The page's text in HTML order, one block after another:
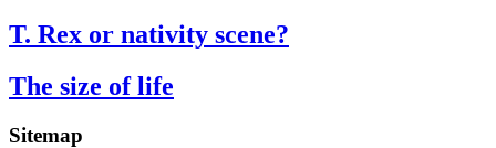
T. Rex or nativity scene?
The size of life
Sitemap